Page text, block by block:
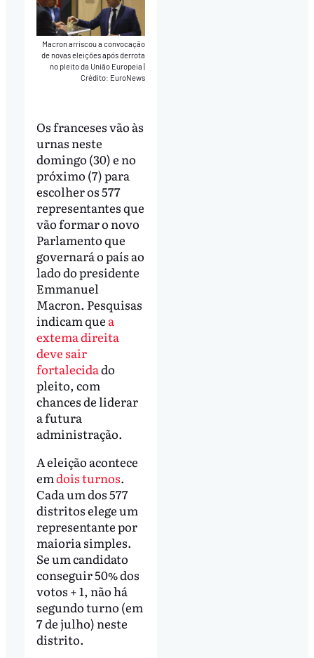
Macron arriscou a convocação
de novas eleições após derrota
no pleito da União Europeia|
Crédito: EuroNews
Os franceses vão às
urnas neste
domingo (30) e no
próximo (7) para
escolher os 577
representantes que
vão formar o novo
Parlamento que
governará o país ao
lado do presidente
Emmanuel
Macron. Pesquisas
indicam que a
extema direita
deve sair
fortalecidado
pleito, com
chances de liderar
a futura
administração.
A eleição acontece
emdois turnos.
Cada um dos 577
distritos elege um
representante por
maioria simples.
Se um candidato
conseguir 50% dos
votos + 1, não há
segundo turno (em
7 de julho) neste
distrito.